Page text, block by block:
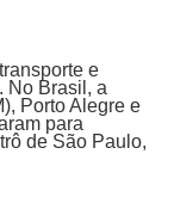
e
No Brasil, a
Porto Alegre e
para
de São Paulo,